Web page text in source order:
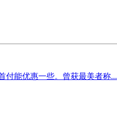
付能优惠一些。曾获最美者称...